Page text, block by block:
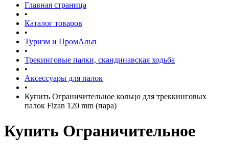
Главная страница
•
Каталог товаров
•
Туризм и ПромАльп
•
Трекинговые палки, скандинавская ходьба
•
Аксессуары для палок
•
Купить Ограничительное кольцо для треккинговых
палок Fizan 120 mm (пара)
Купить Ограничительное